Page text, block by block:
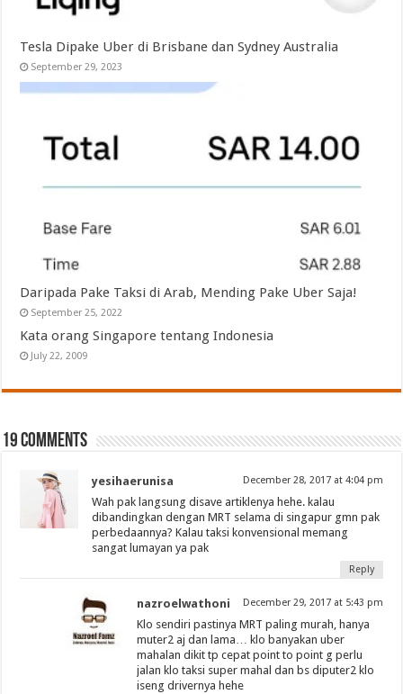
Tesla Dipake Uber di Brisbane dan Sydney Australia
September 29, 2023
Daripada Pake Taksi di Arab, Mending Pake Uber Saja!
September 25, 2022
Kata orang Singapore tentang Indonesia
July 22, 2009
19 comments
yesihaerunisa December 28, 2017 at 4:04 pm
Wah pak langsung disave artiklenya hehe. kalau
dibandingkan dengan MRT selama di singapur gmn pak
perbedaannya? Kalau taksi konvensional memang
sangat lumayan ya pak
Reply
nazroelwathoni December 29, 2017 at 5:43 pm
Klo sendiri pastinya MRT paling murah, hanya
muter2 aj dan lama… klo banyakan uber
mahalan dikit tp cepat point to point g perlu
jalan klo taksi super mahal dan bs diputer2 klo
iseng drivernya hehe